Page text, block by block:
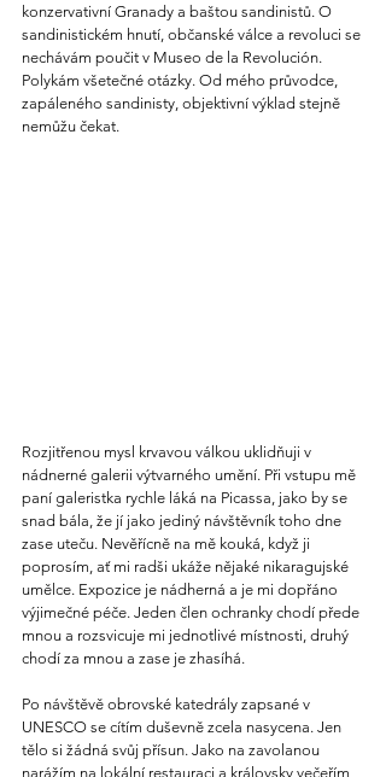
konzervativní Granady a baštou sandinistů. O
sandinistickém hnutí, občanské válce a revoluci se
nechávám poučit v Museo de la Revolución.
Polykám všetečné otázky. Od mého průvodce,
zapáleného sandinisty, objektivní výklad stejně
nemůžu čekat.
Rozjitřenou mysl krvavou válkou uklidňuji v
nádnerné galerii výtvarného umění. Při vstupu mě
paní galeristka rychle láká na Picassa, jako by se
snad bála, že jí jako jediný návštěvník toho dne
zase uteču. Nevěřícně na mě kouká, když ji
poprosím, ať mi radši ukáže nějaké nikaragujské
umělce. Expozice je nádherná a je mi dopřáno
výjimečné péče. Jeden člen ochranky chodí přede
mnou a rozsvicuje mi jednotlivé místnosti, druhý
chodí za mnou a zase je zhasíhá.
Po návštěvě obrovské katedrály zapsané v
UNESCO se cítím duševně zcela nasycena. Jen
tělo si žádná svůj přísun. Jako na zavolanou
narážím na lokální restauraci a královsky večeřím